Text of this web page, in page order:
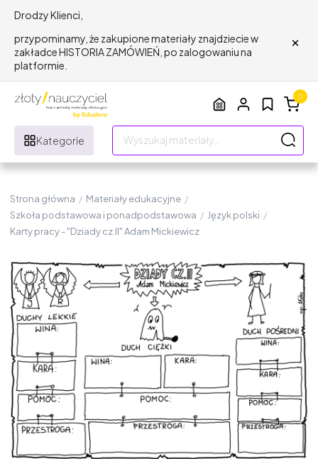
Drodzy Klienci,
przypominamy, że zakupione materiały znajdziecie w
zakładce HISTORIA ZAMÓWIEŃ, po zalogowaniu na
platformie.
×
Kategorie
0
Strona główna / Materiały edukacyjne /
Szkoła podstawowa i ponadpodstawowa / Język polski /
Karty pracy - "Dziady cz.II" Adam Mickiewicz